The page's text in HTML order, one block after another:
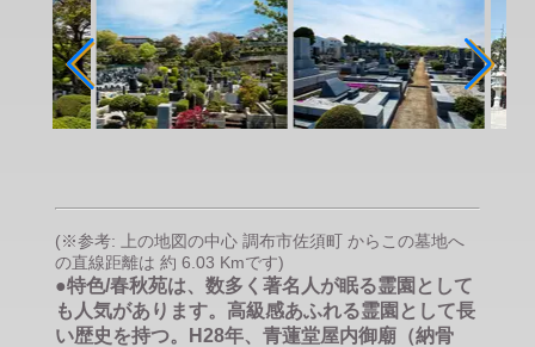
(※参考: 上の地図の中心 調布市佐須町 からこの墓地へ
の直線距離は 約 6.03 Kmです)
●特色/春秋苑は、数多く著名人が眠る霊園として
も人気があります。高級感あふれる霊園として長
い歴史を持つ。H28年、青蓮堂屋内御廟（納骨